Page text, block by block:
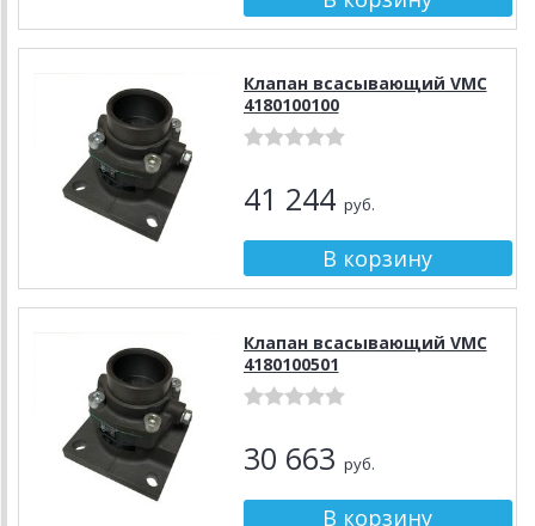
Клапан всасывающий VMC
4180100100
41 244 руб.
Клапан всасывающий VMC
4180100501
30 663 руб.